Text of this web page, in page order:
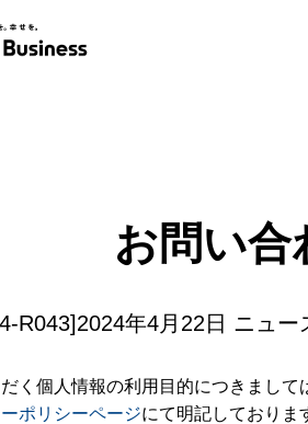
お問い合
R043]2024年4月22日 ニュ
く個人情報の利用目的につきまして
ポリシーページにて明記しておりま